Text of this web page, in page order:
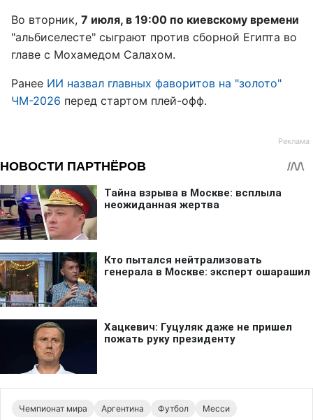
Во вторник, 7 июля, в 19:00 по киевскому времени
"альбиселесте" сыграют против сборной Египта во
главе с Мохамедом Салахом.
Ранее ИИ назвал главных фаворитов на "золото"
ЧМ-2026 перед стартом плей-офф.
Чемпионат мира Аргентина Футбол Месси